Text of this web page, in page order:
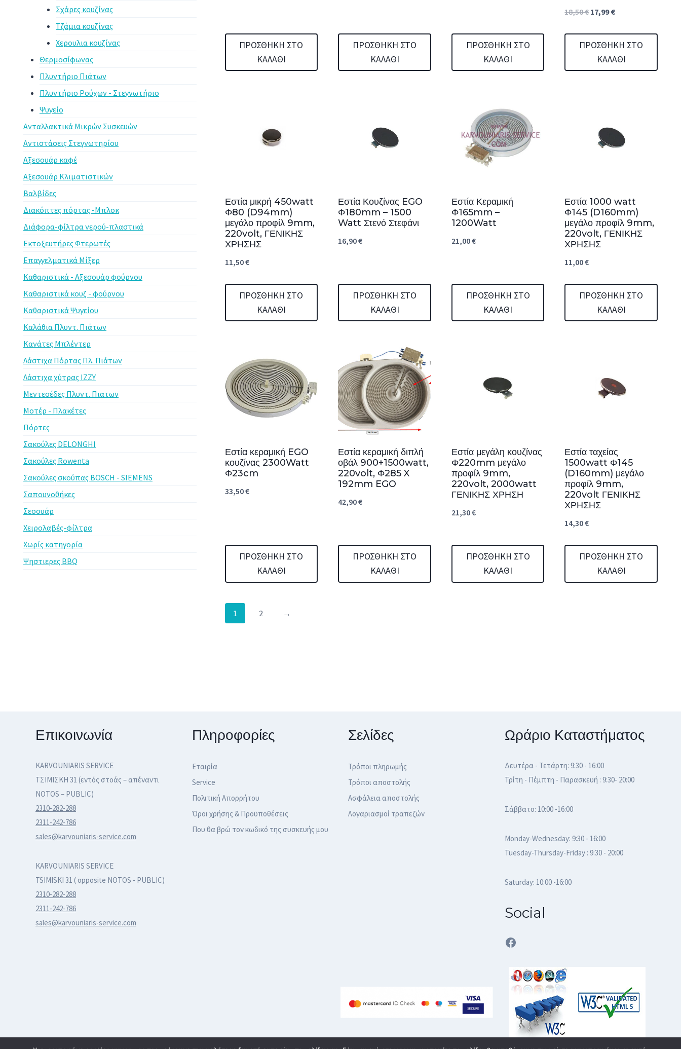
ΠΡΟΣΘΉΚΗ ΣΤΟ
ΚΑΛΆΘΙ
ΠΡΟΣΘΉΚΗ ΣΤΟ
ΚΑΛΆΘΙ
ΠΡΟΣΘΉΚΗ ΣΤΟ
ΚΑΛΆΘΙ
18,50€Original
was:
18,50 €.
17,99€Η
τιμή
είναι:
ΠΡΟΣΘΉΚΗ ΣΤΟ
ΚΑΛΆΘΙ
Εστία μικρή 450watt
Φ80 (D94mm)
μεγάλο προφίλ 9mm,
220volt, ΓΕΝΙΚΗΣ
ΧΡΗΣΗΣ
11,50€
ΠΡΟΣΘΉΚΗ ΣΤΟ
ΚΑΛΆΘΙ
Εστία Κουζίνας EGO
Φ180mm – 1500
Watt Στενό Στεφάνι
16,90€
ΠΡΟΣΘΉΚΗ ΣΤΟ
ΚΑΛΆΘΙ
Εστία Κεραμική
Φ165mm –
1200Watt
21,00€
ΠΡΟΣΘΉΚΗ ΣΤΟ
ΚΑΛΆΘΙ
Εστία 1000 watt
Φ145 (D160mm)
μεγάλο προφίλ 9mm,
220volt, ΓΕΝΙΚΗΣ
ΧΡΗΣΗΣ
11,00€
ΠΡΟΣΘΉΚΗ ΣΤΟ
ΚΑΛΆΘΙ
Εστία κεραμική EGO
κουζίνας 2300Watt
Φ23cm
33,50€
ΠΡΟΣΘΉΚΗ ΣΤΟ
ΚΑΛΆΘΙ
Εστία κεραμική διπλή
οβάλ 900+1500watt,
220volt, Φ285 X
192mm EGO
42,90€
ΠΡΟΣΘΉΚΗ ΣΤΟ
ΚΑΛΆΘΙ
Εστία μεγάλη κουζίνας
Φ220mm μεγάλο
προφίλ 9mm,
220volt, 2000watt
ΓΕΝΙΚΗΣ ΧΡΗΣΗ
21,30€
ΠΡΟΣΘΉΚΗ ΣΤΟ
ΚΑΛΆΘΙ
Εστία ταχείας
1500watt Φ145
(D160mm) μεγάλο
προφίλ 9mm,
220volt ΓΕΝΙΚΗΣ
ΧΡΗΣΗΣ
14,30€
ΠΡΟΣΘΉΚΗ ΣΤΟ
ΚΑΛΆΘΙ
1 2 →
Σχάρες κουζίνας
Τζάμια κουζίνας
Χερουλια κουζίνας
Θερμοσίφωνας
Πλυντήριο Πιάτων
Πλυντήριο Ρούχων - Στεγνωτήριο
Ψυγείο
Ανταλλακτικά Μικρών Συσκευών
Αντιστάσεις Στεγνωτηρίου
Αξεσουάρ καφέ
Αξεσουάρ Κλιματιστικών
Βαλβίδες
Διακόπτες πόρτας -Μπλοκ
Διάφορα-φίλτρα νερού-πλαστικά
Εκτοξευτήρες Φτερωτές
Επαγγελματικά Μίξερ
Καθαριστικά - Αξεσουάρ φούρνου
Καθαριστικά κουζ - φούρνου
Καθαριστικά Ψυγείου
Καλάθια Πλυντ. Πιάτων
Κανάτες Μπλέντερ
Λάστιχα Πόρτας Πλ. Πιάτων
Λάστιχα χύτρας IZZY
Μεντεσέδες Πλυντ. Πιατων
Μοτέρ - Πλακέτες
Πόρτες
Σακούλες DELONGHI
Σακούλες Rowenta
Σακούλες σκούπας BOSCH - SIEMENS
Σαπουνοθήκες
Σεσουάρ
Χειρολαβές-φίλτρα
Χωρίς κατηγορία
Ψηστιερες BBQ
Επικοινωνία
KARVOUNIARIS SERVICE
ΤΣΙΜΙΣΚΗ 31 (εντός στοάς – απέναντι
NOTOS – PUBLIC)
2310-282-288
2311-242-786
sales@karvouniaris-service.com
KARVOUNIARIS SERVICE
TSIMISKI 31 ( opposite NOTOS - PUBLIC)
2310-282-288
2311-242-786
sales@karvouniaris-service.com
Πληροφορίες
Εταιρία
Service
Πολιτική Απορρήτου
Όροι χρήσης & Προϋποθέσεις
Που θα βρώ τον κωδικό της συσκευής μου
Σελίδες
Τρόποι πληρωμής
Τρόποι αποστολής
Ασφάλεια αποστολής
Λογαριασμοί τραπεζών
Ωράριο Καταστήματος
Δευτέρα - Τετάρτη: 9:30 - 16:00
Τρίτη - Πέμπτη - Παρασκευή : 9:30- 20:00
Σάββατο: 10:00 -16:00
Monday-Wednesday: 9:30 - 16:00
Tuesday-Thursday-Friday : 9:30 - 20:00
Saturday: 10:00 -16:00
Social
Facebook